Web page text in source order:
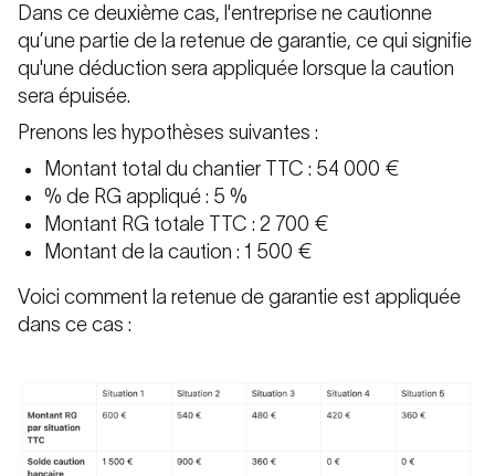
Dans ce deuxième cas, l'entreprise ne cautionne
qu’une partie de la retenue de garantie, ce qui signifie
qu'une déduction sera appliquée lorsque la caution
sera épuisée.
Prenons les hypothèses suivantes :
Montant total du chantier TTC : 54 000 €
% de RG appliqué : 5 %
Montant RG totale TTC : 2 700 €
Montant de la caution : 1 500 €
Voici comment la retenue de garantie est appliquée
dans ce cas :